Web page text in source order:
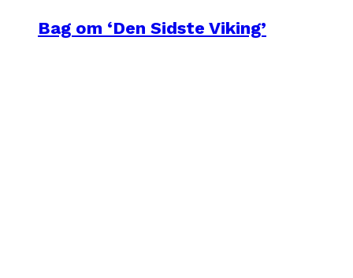
Bag om ‘Den Sidste Viking’